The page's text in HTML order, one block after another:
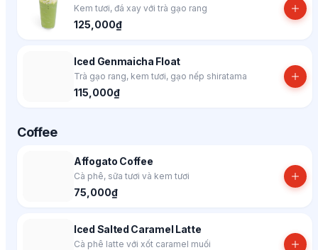
Kem tươi, đá xay với trà gạo rang
125,000₫
Iced Genmaicha Float
Trà gạo rang, kem tươi, gạo nếp shiratama
115,000₫
Coffee
Affogato Coffee
Cà phê, sữa tươi và kem tươi
75,000₫
Iced Salted Caramel Latte
Cà phê latte với xốt caramel muối